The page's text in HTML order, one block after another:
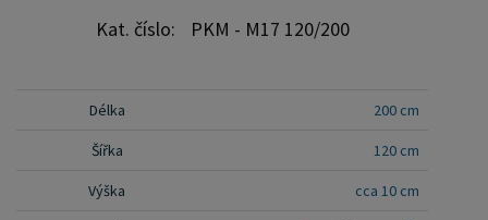
Kat. číslo: PKM - M17 120/200
Délka 200 cm
Šířka 120 cm
Výška cca 10 cm